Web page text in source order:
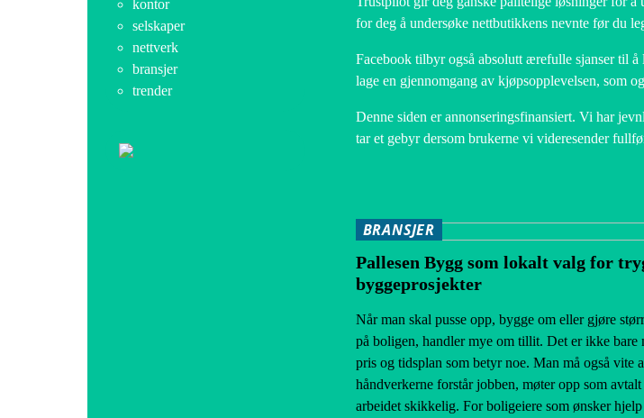
for deg å undersøke nettbutikkens nevnte før du
Facebook tilbyr også absolutt ærefulle sjanser til
lage en gjennomgang av kjøpsopplevelsen, som
Denne siden er annonseringsfinansiert. Vi har
tar et gebyr dersom brukerne vi videresender
BRANSJER
Pallesen Bygg som lokalt valg for
byggeprosjekter
Når man skal pusse opp, bygge om eller gjøre
på boligen, handler mye om tillit. Det er ikke bare
pris og tidsplan som betyr noe. Man må også vite
håndverkerne forstår jobben, møter opp som
arbeidet skikkelig. For boligeiere som ønsker
kontor
selskaper
nettverk
bransjer
trender